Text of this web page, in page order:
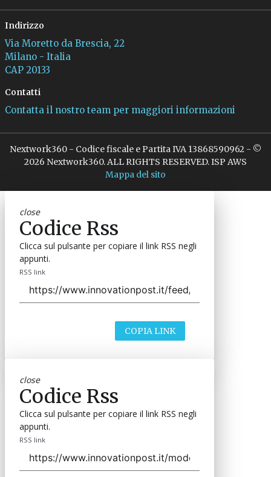
Indirizzo
Via Moretto da Brescia, 22
Milano - Italia
CAP 20133
Contatti
Contatta il nostro team per maggiori informazioni
Nextwork360 - Codice fiscale e Partita IVA 13868590962 - ©
2026 Nextwork360. ALL RIGHTS RESERVED. ISP AWS
Mappa del sito
close
Codice Rss
Clicca sul pulsante per copiare il link RSS negli
appunti.
RSS link
COPIA LINK
close
Codice Rss
Clicca sul pulsante per copiare il link RSS negli
appunti.
RSS link